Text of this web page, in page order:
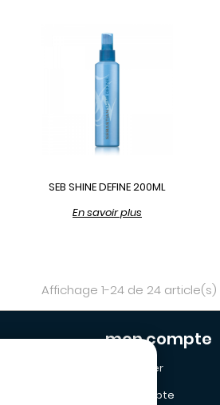
SEB SHINE DEFINE 200ML
En savoir plus
Affichage 1-24 de 24 article(s)
mon compte
Mon Panier
Mon Compte